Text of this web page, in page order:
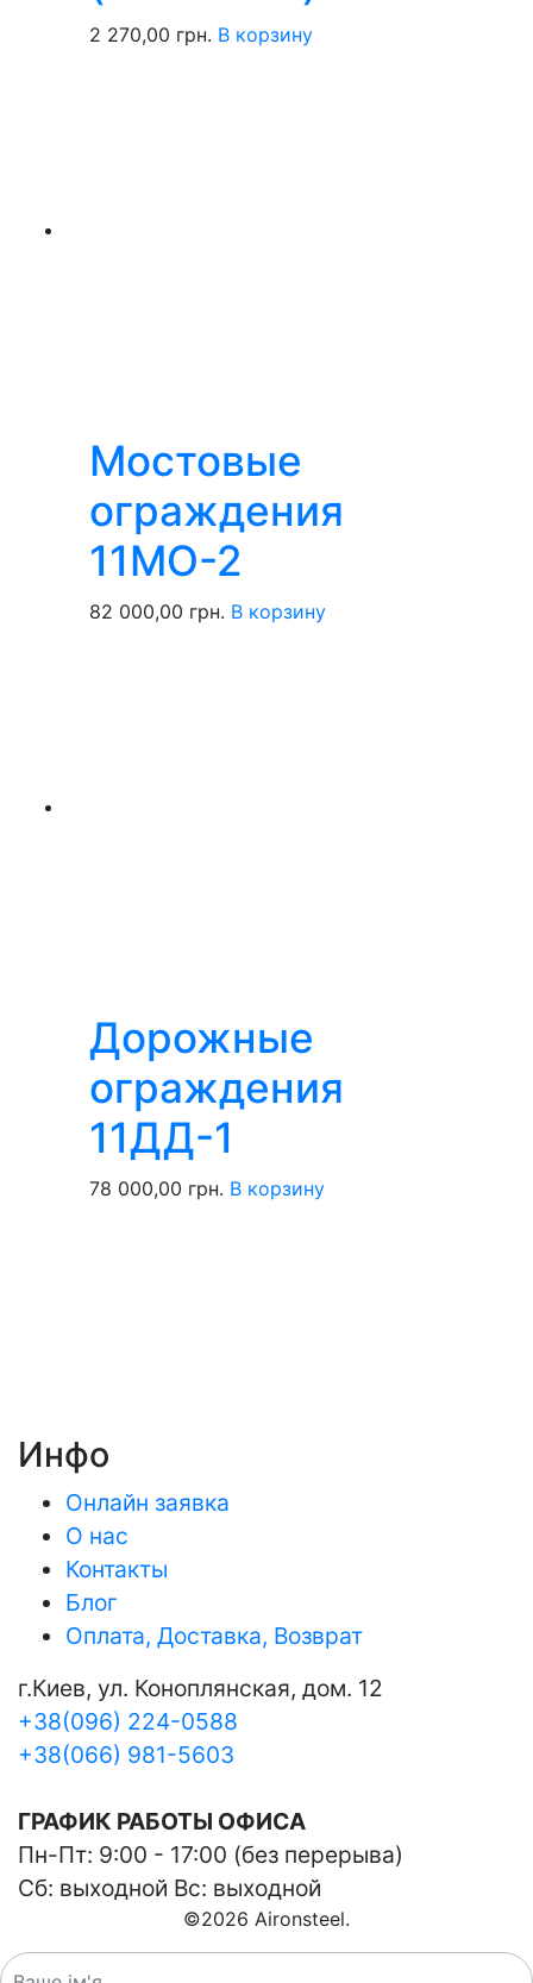
2 270,00 грн. В корзину
Мостовые
ограждения
11МО-2
82 000,00 грн. В корзину
Дорожные
ограждения
11ДД-1
78 000,00 грн. В корзину
Инфо
Онлайн заявка
О нас
Контакты
Блог
Оплата, Доставка, Возврат
г.Киев, ул. Коноплянская, дом. 12
+38(096) 224-0588
+38(066) 981-5603
ГРАФИК РАБОТЫ ОФИСА
Пн-Пт: 9:00 - 17:00 (без перерыва)
Сб: выходной Вс: выходной
©2026 Aironsteel.